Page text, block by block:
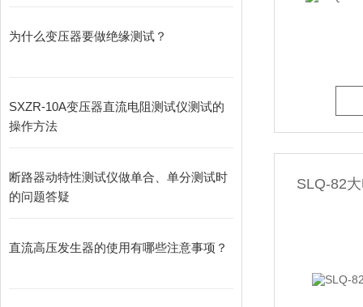
为什么变压器要做绝缘测试？
SXZR-10A变压器直流电阻测试仪测试的
操作方法
断路器动特性测试仪做单合、单分测试时
的问题答疑
直流高压发生器的使用有哪些注意事项？
SLQ-82